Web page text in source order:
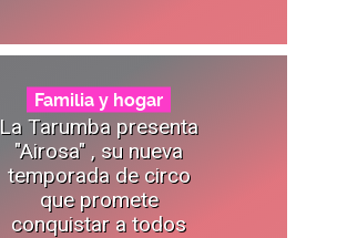
Familia y hogar
La Tarumba presenta
"Airosa" , su nueva
temporada de circo
que promete
conquistar a todos